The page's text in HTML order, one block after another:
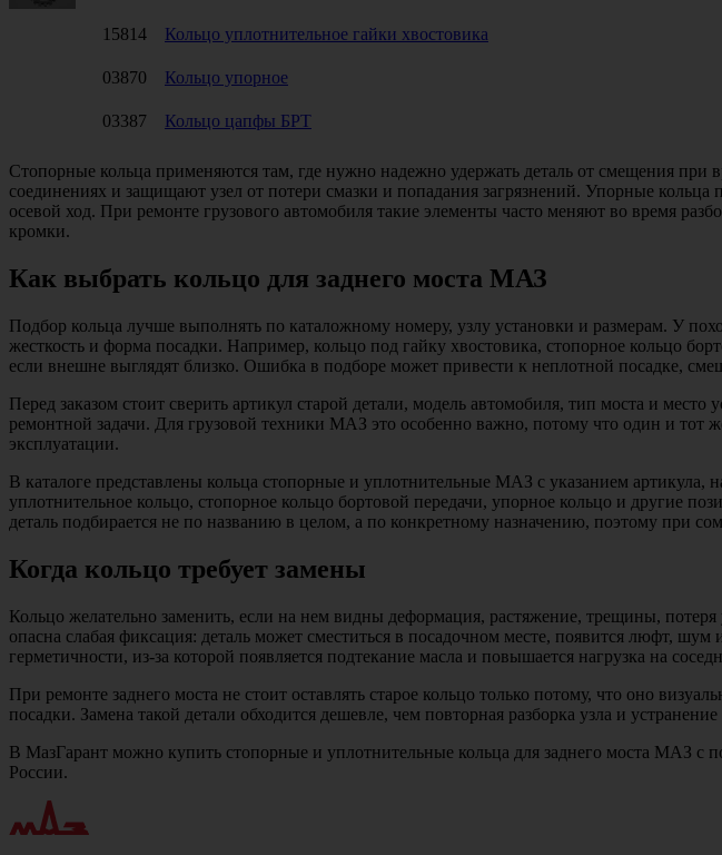
15814
Кольцо уплотнительное гайки хвостовика
03870
Кольцо упорное
03387
Кольцо цапфы БРТ
Стопорные кольца применяются там, где нужно надежно удержать деталь от смещения
соединениях и защищают узел от потери смазки и попадания загрязнений. Упорные
осевой ход. При ремонте грузового автомобиля такие элементы часто меняют во время
кромки.
Как выбрать кольцо для заднего моста МАЗ
Подбор кольца лучше выполнять по каталожному номеру, узлу установки и размерам. У
жесткость и форма посадки. Например, кольцо под гайку хвостовика, стопорное кольцо
если внешне выглядят близко. Ошибка в подборе может привести к неплотной посадке,
Перед заказом стоит сверить артикул старой детали, модель автомобиля, тип моста и
ремонтной задачи. Для грузовой техники МАЗ это особенно важно, потому что один и
эксплуатации.
В каталоге представлены кольца стопорные и уплотнительные МАЗ с указанием
уплотнительное кольцо, стопорное кольцо бортовой передачи, упорное кольцо и другие
деталь подбирается не по названию в целом, а по конкретному назначению, поэтому при
Когда кольцо требует замены
Кольцо желательно заменить, если на нем видны деформация, растяжение, трещины,
опасна слабая фиксация: деталь может сместиться в посадочном месте, появится люфт,
герметичности, из-за которой появляется подтекание масла и повышается нагрузка на
При ремонте заднего моста не стоит оставлять старое кольцо только потому, что оно
посадки. Замена такой детали обходится дешевле, чем повторная разборка узла и
В МазГарант можно купить стопорные и уплотнительные кольца для заднего моста МАЗ с
России.